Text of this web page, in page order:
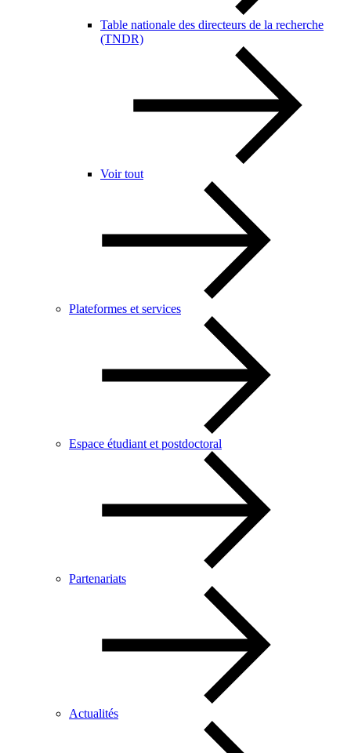
Table nationale des directeurs de la recherche
(TNDR)
Voir tout
Plateformes et services
Espace étudiant et postdoctoral
Partenariats
Actualités